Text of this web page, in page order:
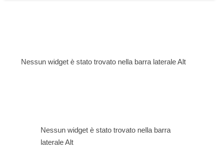
Nessun widget è stato trovato nella barra laterale Alt
Nessun widget è stato trovato nella barra
laterale Alt